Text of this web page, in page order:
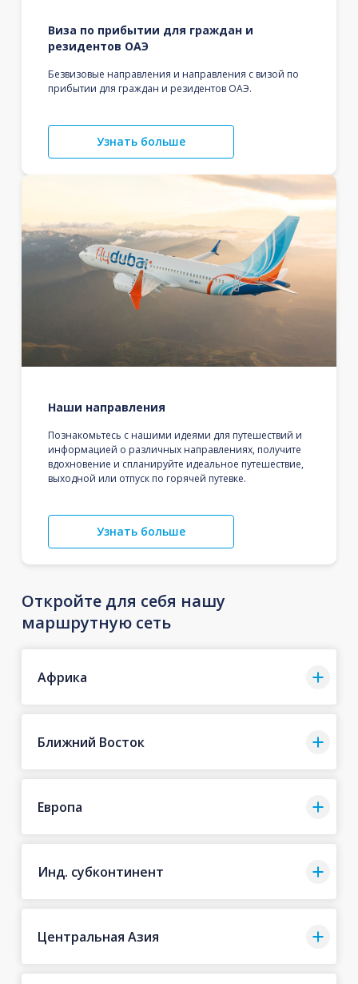
Виза по прибытии для граждан и
резидентов ОАЭ
Безвизовые направления и направления с визой по
прибытии для граждан и резидентов ОАЭ.
Узнать больше
Наши направления
Познакомьтесь с нашими идеями для путешествий и
информацией о различных направлениях, получите
вдохновение и спланируйте идеальное путешествие,
выходной или отпуск по горячей путевке.
Узнать больше
Откройте для себя нашу
маршрутную сеть
Африка
Ближний Восток
Европа
Инд. субконтинент
Центральная Азия